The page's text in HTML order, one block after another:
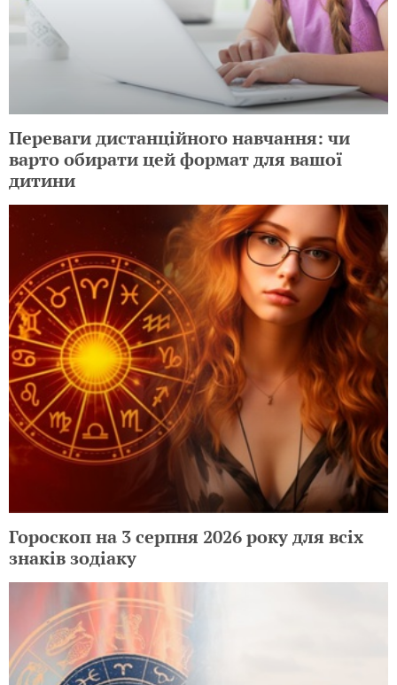
Переваги дистанційного навчання: чи
варто обирати цей формат для вашої
дитини
Гороскоп на 3 серпня 2026 року для всіх
знаків зодіаку